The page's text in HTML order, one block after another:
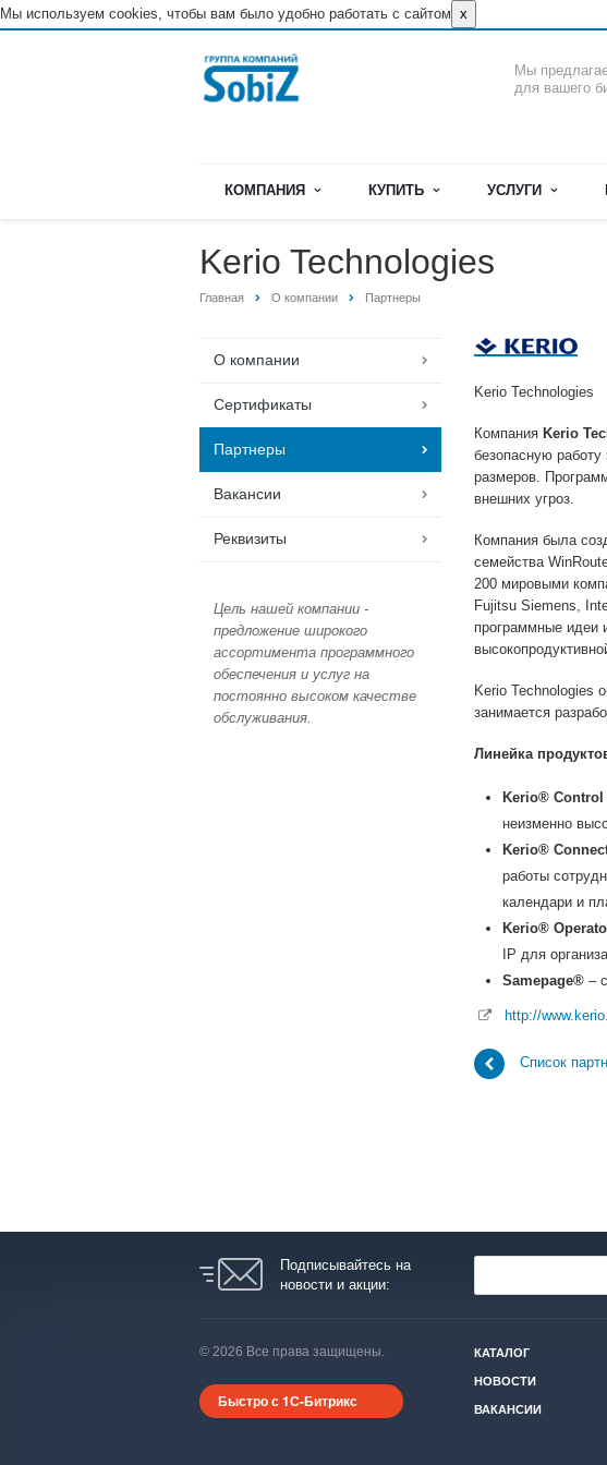
Мы используем cookies, чтобы вам было удобно работать с сайтом x
Мы
для вашего
КОМПАНИЯ КУПИТЬ УСЛУГИ
Kerio Technologies
Главная О компании Партнеры
О компании
Сертификаты
Партнеры
Вакансии
Реквизиты
Цель нашей компании -
предложение широкого
ассортимента программного
обеспечения и услуг на
постоянно высоком качестве
обслуживания.
Kerio Technologies
Компания Kerio
безопасную
размеров.
внешних угроз.
Компания была
семейства
200 мировыми
Fujitsu Siemens,
программные идеи
Kerio Technologies
занимается
Линейка
Kerio® Control
неизменно
Kerio®
работы
календари и
Kerio®
IP для
Samepage® –
http://
Список
Подписывайтесь на
новости и акции:
© 2026 Все права защищены.
Быстро с 1С-Битрикс
КАТАЛОГ
НОВОСТИ
ВАКАНСИИ